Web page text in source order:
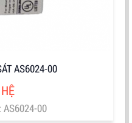
AS6024-00
00